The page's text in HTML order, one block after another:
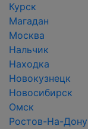
Курск
Магадан
Москва
Нальчик
Находка
Новокузнецк
Новосибирск
Омск
Ростов-На-Дону